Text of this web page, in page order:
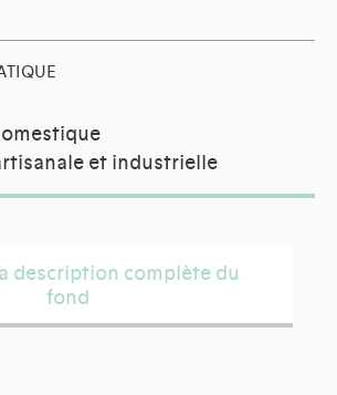
et industrielle
description complète du
fond